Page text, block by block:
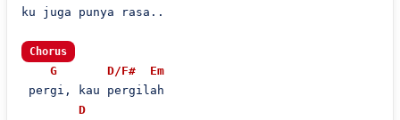
ku juga punya rasa..
Chorus
G D/F#
Em
pergi, kau pergilah
D